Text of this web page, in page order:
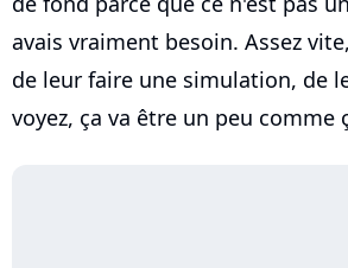
avais vraiment besoin. Assez
de leur faire une simulation, de
voyez, ça va être un peu comme